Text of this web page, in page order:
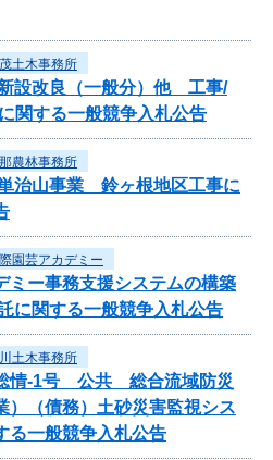
土木事務所
新設改良（一般分）他 工事/
関する一般競争入札公告
農林事務所
治山事業 鈴ヶ根地区工事に
園芸アカデミー
ミー事務支援システムの構築
に関する一般競争入札公告
土木事務所
総情-1号 公共 総合流域防災
）（債務）土砂災害監視シス
る一般競争入札公告